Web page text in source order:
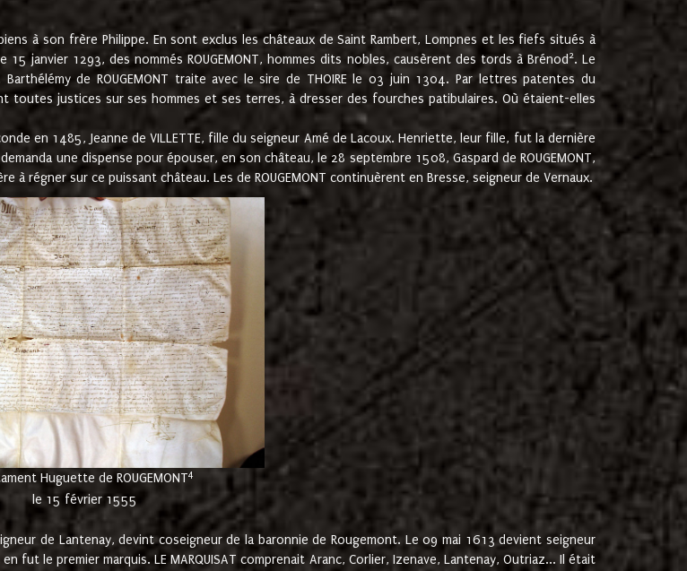
à son frère Philippe. En sont exclus les châteaux de Saint Rambert, Lompnes et les fiefs situés à
janvier 1293, des nommés ROUGEMONT, hommes dits nobles, causèrent des tords à Brénod 2. Le
de ROUGEMONT traite avec le sire de THOIRE le 03 juin 1304. Par lettres patentes du
toutes justices sur ses hommes et ses terres, à dresser des fourches patibulaires. Où étaient-elles
en 1485, Jeanne de VILLETTE, fille du seigneur Amé de Lacoux. Henriette, leur fille, fut la dernière
une dispense pour épouser, en son château, le 28 septembre 1508, Gaspard de ROUGEMONT,
régner sur ce puissant château. Les de ROUGEMONT continuèrent en Bresse, seigneur de Vernaux.
Huguette de ROUGEMONT4
le 15 février 1555
de Lantenay, devint coseigneur de la baronnie de Rougemont. Le 09 mai 1613 devient seigneur
fut le premier marquis. LE MARQUISAT comprenait Aranc, Corlier, Izenave, Lantenay, Outriaz... Il était